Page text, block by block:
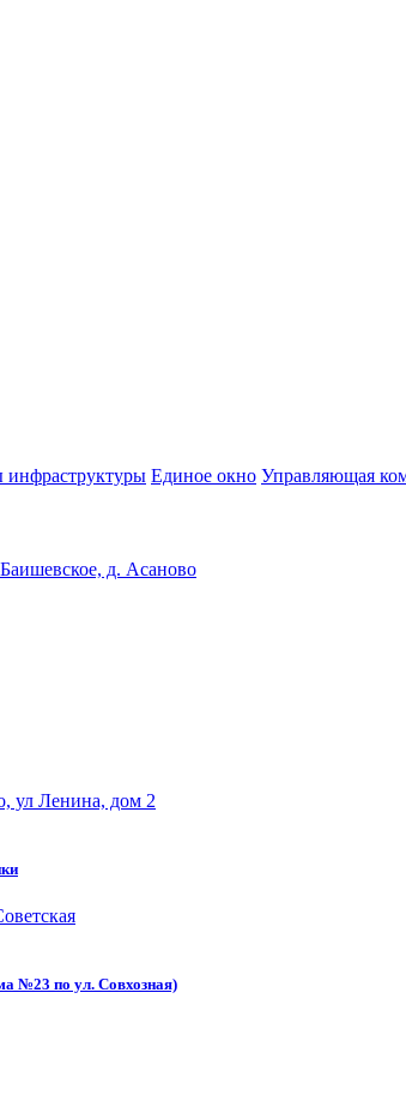
инфраструктуры Единое окно Управляющая
д. Асаново
ул Ленина, дом 2
№23 по ул. Совхозная)